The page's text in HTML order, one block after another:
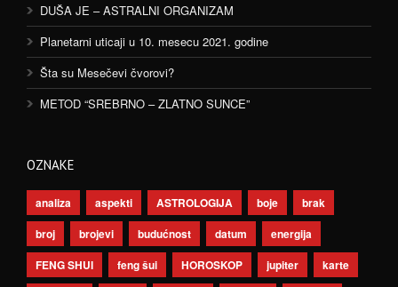
DUŠA JE – ASTRALNI ORGANIZAM
Planetarni uticaji u 10. mesecu 2021. godine
Šta su Mesečevi čvorovi?
METOD “SREBRNO – ZLATNO SUNCE”
OZNAKE
analiza aspekti ASTROLOGIJA boje
brak
broj
brojevi budućnost datum
energija
FENG SHUI
feng šui HOROSKOP jupiter
karte